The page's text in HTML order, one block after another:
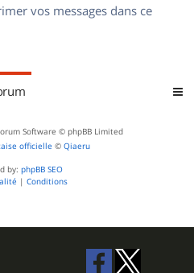
vos messages dans ce
Software © phpBB Limited
officielle © Qiaeru
by: phpBB SEO
| Conditions